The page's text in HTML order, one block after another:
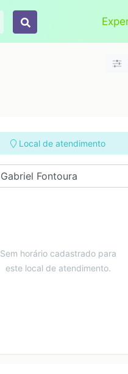
Aplicar
Local de atendimento
Sem horário cadastrado para
este local de atendimento.